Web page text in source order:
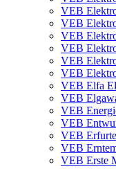
VEB
VEB
VEB
VEB
VEB
VEB
VEB Elfa
VEB
VEB
VEB
VEB
VEB
VEB Erste